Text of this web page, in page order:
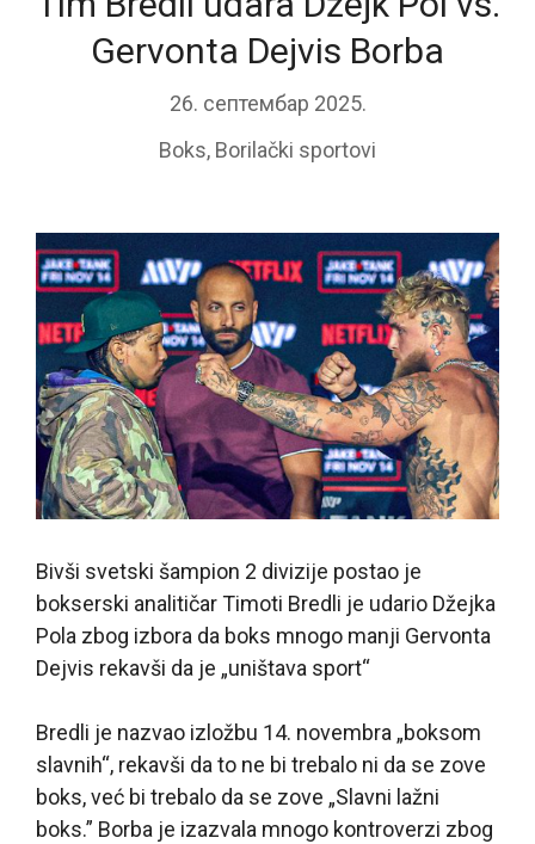
Gervonta Dejvis Borba
26. септембар 2025.
Boks, Borilački sportovi
Bivši svetski šampion 2 divizije postao je
bokserski analitičar Timoti Bredli je udario Džejka
Pola zbog izbora da boks mnogo manji Gervonta
Dejvis rekavši da je „uništava sport“
Bredli je nazvao izložbu 14. novembra „boksom
slavnih“, rekavši da to ne bi trebalo ni da se zove
boks, već bi trebalo da se zove „Slavni lažni
boks.” Borba je izazvala mnogo kontroverzi zbog